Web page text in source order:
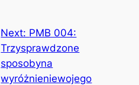
Next: PMB 004:
Trzysprawdzone
sposobyna
wyróżnieniewojego